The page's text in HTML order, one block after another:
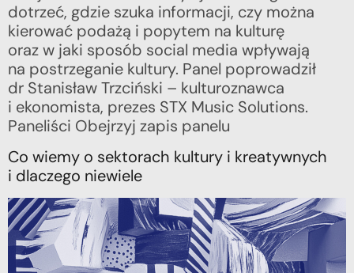
dotrzeć, gdzie szuka informacji, czy można
kierować podażą i popytem na kulturę
oraz w jaki sposób social media wpływają
na postrzeganie kultury. Panel poprowadził
dr Stanisław Trzciński – kulturoznawca
i ekonomista, prezes STX Music Solutions.
Paneliści Obejrzyj zapis panelu
Co wiemy o sektorach kultury i kreatywnych
i dlaczego niewiele